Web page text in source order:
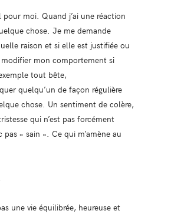
pour moi. Quand j’ai une réaction
chose. Je me demande
raison et si elle est justifiée ou
mon comportement si
tout bête,
quelqu’un de façon régulière
chose. Un sentiment de colère,
qui n’est pas forcément
« sain ». Ce qui m’amène au
une vie équilibrée, heureuse et